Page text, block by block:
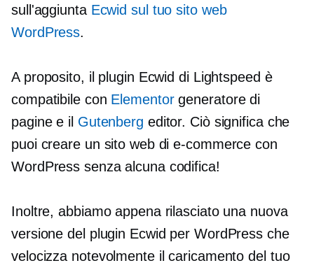
sull'aggiunta Ecwid sul tuo sito web
WordPress.
A proposito, il plugin Ecwid di Lightspeed è
compatibile con Elementorgeneratore di
pagine e il Gutenberg editor. Ciò significa che
puoi creare un sito web di e-commerce con
WordPress senza alcuna codifica!
Inoltre, abbiamo appena rilasciato una nuova
versione del plugin Ecwid per WordPress che
velocizza notevolmente il caricamento del tuo